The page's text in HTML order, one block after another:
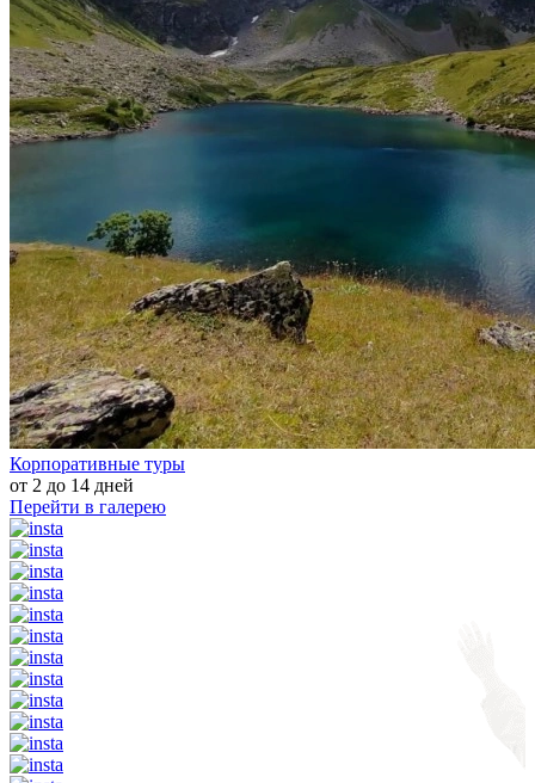
Корпоративные туры
от 2 до 14 дней
Перейти в галерею